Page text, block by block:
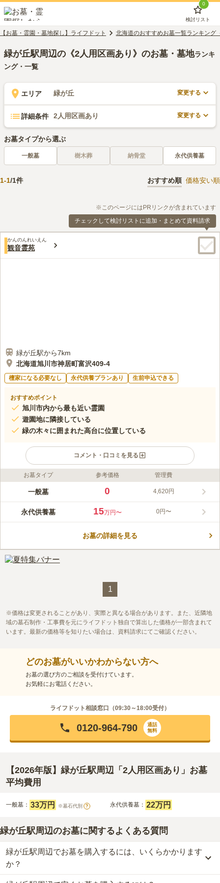
0
検討リスト
【お墓・霊園・墓地探し】ライフドット 北海道のおすすめお墓一覧ランキング
緑が丘駅周辺の《2人用区画あり》のお墓・墓地ランキ
ング・一覧
エリア 緑が丘 変更する
詳細条件 2人用区画あり 変更する
お墓タイプから選ぶ
一般墓 樹木葬 納骨堂 永代供養墓
1-1/1件 おすすめ順 価格安い順
※このページにはPRリンクが含まれています
チェックして検討リストに追加・まとめて資料請求
かんのんれいえん
観音霊苑
緑が丘駅から7km
北海道旭川市神居町富沢409-4
檀家になる必要なし 永代供養プランあり 生前申込できる
おすすめポイント
旭川市内から最も近い霊園
遊園地に隣接している
緑の木々に囲まれた高台に位置している
コメント・口コミを見る
ライフドット編集部のコメント
墓域の区画は5㎡から8㎡とゆとりのある広さが特長です。 和型
立できます。 宗教不問で利用できるので、信仰を大切にしたい
方におすすめです。 敷地内には桜が咲くエリアがあり、満開を
設置されているので体力が不安なご高齢の方も安心です。
みんなの評価
3.4 口コミ6件
70代男性
霊園は郊外の山にあり周りは緑にかこまれ環境がとても良くのど
お墓タイプ 参考価格 管理費
一般墓 0 4,620円
永代供養墓 15万円〜 0円〜
お墓の詳細を見る
1
価格は変更されることがあり、実際と異なる場合があります。また、近隣地
域の墓石制作・工事費を元にライフドット独自で算出した価格が一部含まれて
います。最新の価格等を知りたい場合は、資料請求にてご確認ください。
どのお墓がいいかわからない方へ
お墓の選び方のご相談を受付けています。
お気軽にお電話ください。
ライフドット相談窓口（09:30～18:00受付）
0120-964-790
通話
無料
【2026年版】緑が丘駅周辺「2人用区画あり」お墓
平均費用
一般墓： 33万円 ※墓石代別 ? 永代供養墓： 22万円
緑が丘駅周辺のお墓に関するよくある質問
緑が丘駅周辺でお墓を購入するには、いくらかかります
か？